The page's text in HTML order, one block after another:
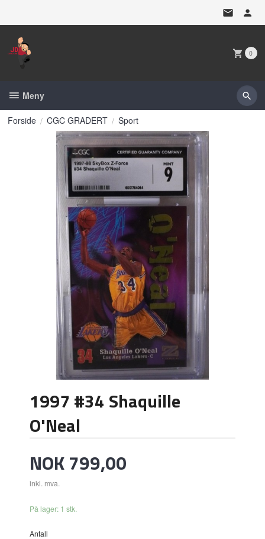
0
Meny
Forside CGC GRADERT Sport
1997 #34 Shaquille
O'Neal
Pris
NOK799,00
inkl. mva.
På lager: 1 stk.
Antall